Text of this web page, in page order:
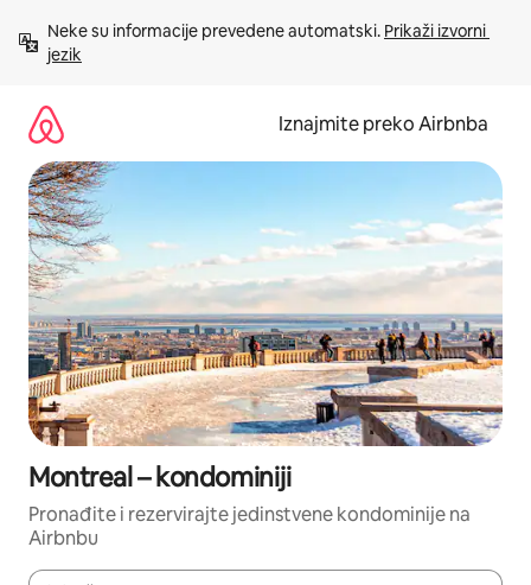
sadržaj
Neke su informacije prevedene automatski. Prikaži izvorni
jezik
Iznajmite preko Airbnba
Montreal – kondominiji
Pronađite i rezervirajte jedinstvene kondominije na
Airbnbu